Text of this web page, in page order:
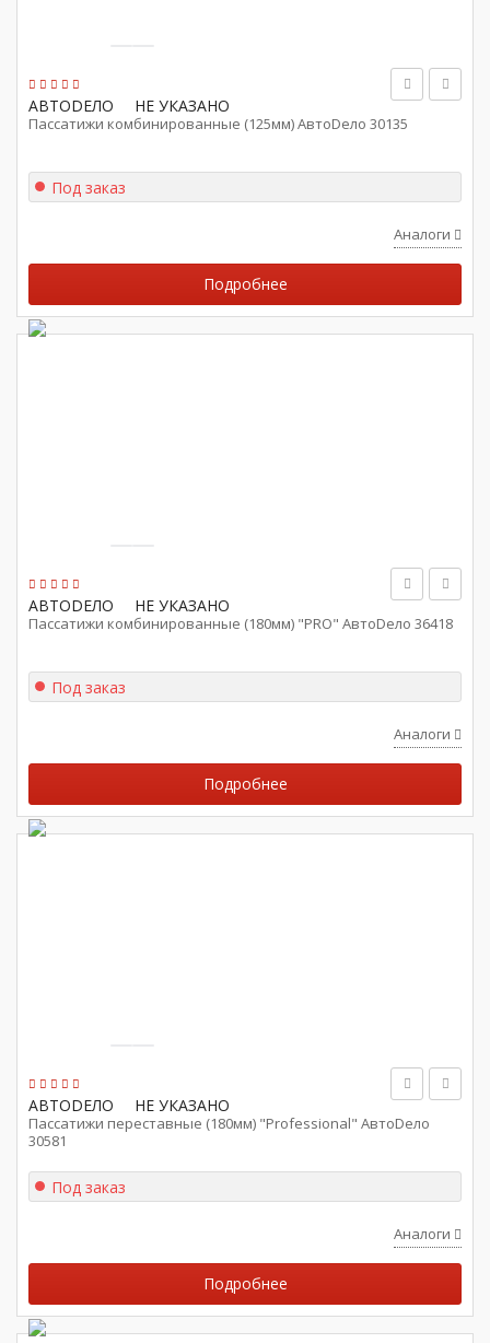
АВТОDЕЛО НЕ УКАЗАНО
Пассатижи комбинированные (125мм) АвтоDело 30135
Под заказ
Аналоги
Подробнее
АВТОDЕЛО НЕ УКАЗАНО
Пассатижи комбинированные (180мм) "PRO" АвтоDело 36418
Под заказ
Аналоги
Подробнее
АВТОDЕЛО НЕ УКАЗАНО
Пассатижи переставные (180мм) "Professional" АвтоDело
30581
Под заказ
Аналоги
Подробнее